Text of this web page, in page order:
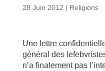
28 Juin 2012 | Religions
Une lettre
général des
n’a finalement pas